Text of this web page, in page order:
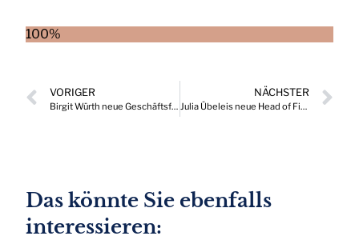
100%
VORIGER
Birgit Würth neue Geschäftsführerin bei Mazars
NÄCHSTER
Julia Übeleis neue Head of Financial Services Industries bei Zühlke Österreich
Das könnte Sie ebenfalls
interessieren: